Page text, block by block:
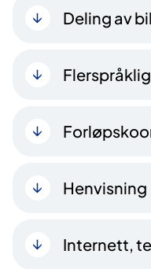
Deling av
Henvisning
Internett,